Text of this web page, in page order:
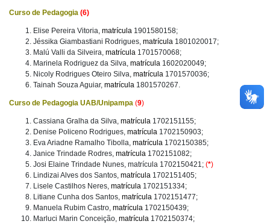
Curso de Pedagogia (6)
Elise Pereira Vitoria, matrícula 1901580158;
Jéssika Giambastiani Rodrigues, matrícula 1801020017;
Malú Valli da Silveira, matrícula 1701570068;
Marinela Rodriguez da Silva, matrícula 1602020049;
Nicoly Rodrigues Oteiro Silva, matrícula 1701570036;
Tainah Souza Aguiar, matrícula 1801570267.
Curso de Pedagogia UAB/Unipampa (9)
Cassiana Gralha da Silva, matrícula 1702151155;
Denise Policeno Rodrigues, matrícula 1702150903;
Eva Ariadne Ramalho Tibolla, matrícula 1702150385;
Janice Trindade Rodres, matrícula 1702151082;
Josi Elaine Trindade Nunes, matrícula 1702150421; (*)
Lindizai Alves dos Santos, matrícula 1702151405;
Lisele Castilhos Neres, matrícula 1702151334;
Litiane Cunha dos Santos, matrícula 1702151477;
Manuela Rubim Castro, matrícula 1702150439;
Marluci Marin Conceição, matrícula 1702150374;